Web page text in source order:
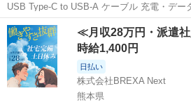
USB Type-C to USB-A ケーブル 充電・デー
佐賀 鳥栖市 田代駅 周辺機器
≪月収28万円・派遣
時給1,400円
日払い
株式会社BREXA Next
熊本県